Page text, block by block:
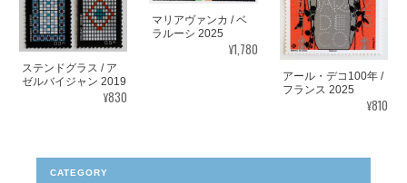
ステンドグラス / ア
ゼルバイジャン 2019
¥830
マリアヴァンカ / ベ
ラルーシ 2025
¥1,780
アール・デコ100年 /
フランス 2025
¥810
CATEGORY